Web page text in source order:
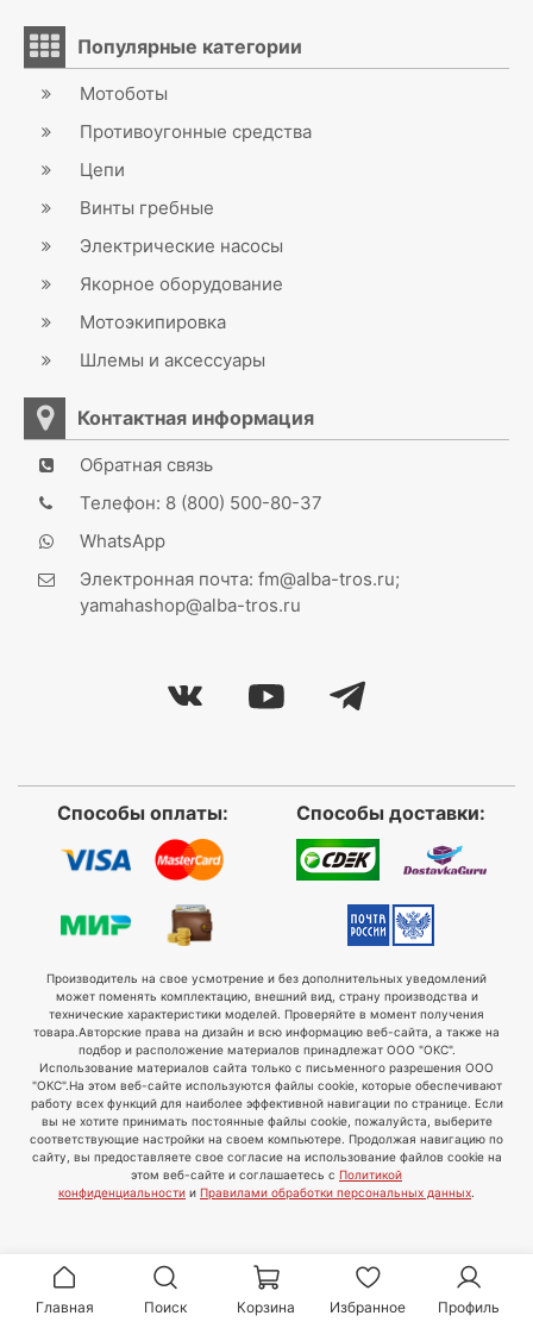
Популярные категории
Мотоботы
Противоугонные средства
Цепи
Винты гребные
Электрические насосы
Якорное оборудование
Мотоэкипировка
Шлемы и аксессуары
Контактная информация
Обратная связь
Телефон: 8 (800) 500-80-37
WhatsApp
Электронная почта: fm@alba-tros.ru;
yamahashop@alba-tros.ru
Способы оплаты: Способы доставки:
Производитель на свое усмотрение и без дополнительных уведомлений
может поменять комплектацию, внешний вид, страну производства и
технические характеристики моделей. Проверяйте в момент получения
товара. Авторские права на дизайн и всю информацию веб-сайта, а также на
подбор и расположение материалов принадлежат ООО "ОКС".
Использование материалов сайта только с письменного разрешения ООО
"ОКС".На этом веб-сайте используются файлы cookie, которые обеспечивают
работу всех функций для наиболее эффективной навигации по странице. Если
вы не хотите принимать постоянные файлы cookie, пожалуйста, выберите
соответствующие настройки на своем компьютере. Продолжая навигацию по
сайту, вы предоставляете свое согласие на использование файлов cookie на
этом веб-сайте и соглашаетесь с Политикой
конфиденциальности и Правилами обработки персональных данных
Главная Поиск Корзина Избранное Профиль